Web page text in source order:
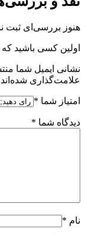
هنوز بررسی‌ای ثبت
اولین کسی باشید
نشانی ایمیل شما
علامت‌گذاری شده‌اند
امتیاز شما *
دیدگاه شما *
نام *